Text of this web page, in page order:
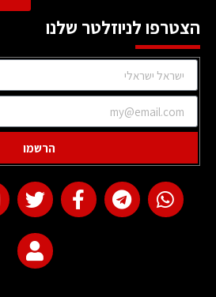
הצטרפו לניוזלטר שלנו
הרשמו